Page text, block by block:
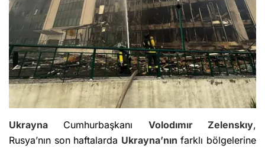
Ukrayna Cumhurbaşkanı Volodımır Zelenskıy,
Rusya’nın son haftalarda Ukrayna’nın farklı bölgelerine